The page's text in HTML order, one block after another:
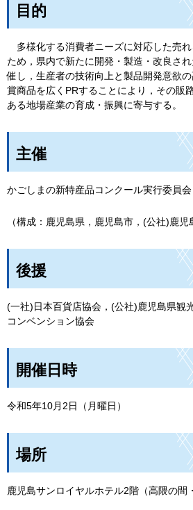
目的
多様化する消費者ニーズに対応した売
ため，県内で新たに開発・製造・改良さ
催し，生産者の技術向上と製品開発意欲
賞商品を広くPRすることにより，その販
ある地場産業の育成・振興に寄与する。
主催
かごしまの新特産品コンクール実行委員会
（構成：鹿児島県，鹿児島市，(公社)鹿児
後援
(一社)日本百貨店協会，(公社)鹿児島県観
コンベンション協会
開催日時
令和5年10月2日（月曜日）
場所
鹿児島サンロイヤルホテル2階（高隈の間